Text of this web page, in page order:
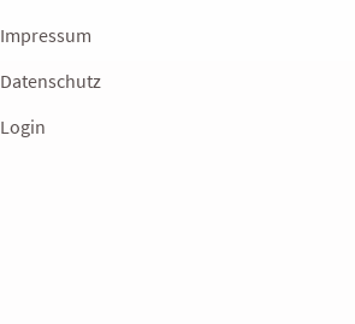
Impressum
Datenschutz
Login